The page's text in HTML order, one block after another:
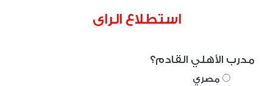
استطلاع الراى
مدرب الأهلي القادم؟
مصري